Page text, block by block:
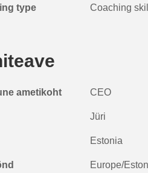
type Coaching
ametikoht CEO
Jüri
Estonia
Europe/